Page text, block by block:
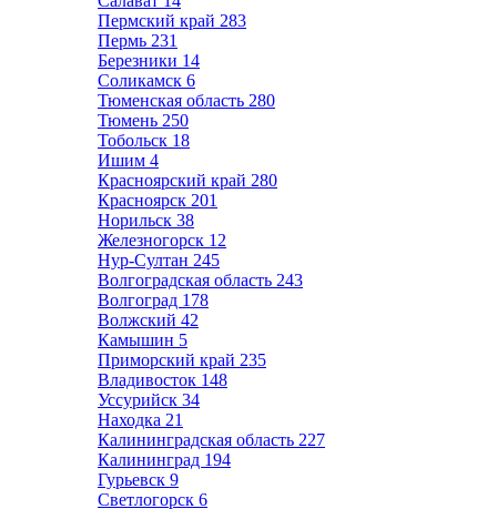
Пермский край 283
Пермь 231
Березники 14
Соликамск 6
Тюменская область 280
Тюмень 250
Тобольск 18
Ишим 4
Красноярский край 280
Красноярск 201
Норильск 38
Железногорск 12
Нур-Султан 245
Волгоградская область 243
Волгоград 178
Волжский 42
Камышин 5
Приморский край 235
Владивосток 148
Уссурийск 34
Находка 21
Калининградская область 227
Калининград 194
Гурьевск 9
Светлогорск 6